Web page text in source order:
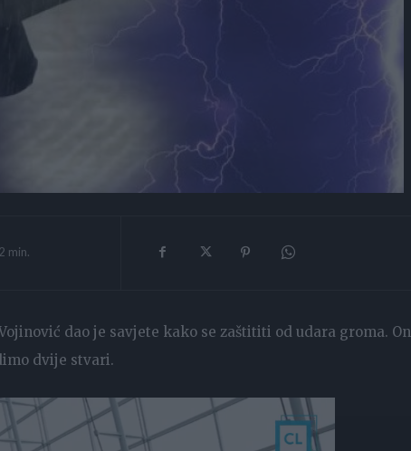
2 min.
dao je savjete kako se zaštititi od udara groma. On
dvije stvari.